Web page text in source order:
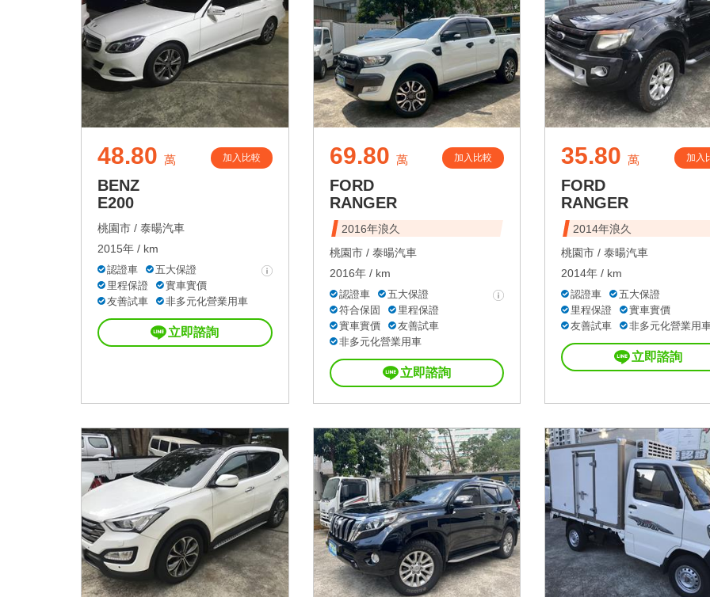
48.80 萬 加入比較
BENZ
E200
桃園市 / 泰暘汽車
2015年 / km
認證車
五大保證
里程保證
實車實價
友善試車
非多元化營業用車
立即諮詢
69.80 萬 加入比較
FORD
RANGER
2016年浪久
桃園市 / 泰暘汽車
2016年 / km
認證車
五大保證
符合保固
里程保證
實車實價
友善試車
非多元化營業用車
立即諮詢
35.80 萬 加入
FORD
RANGER
2014年浪久
桃園市 / 泰暘汽車
2014年 / km
認證車
五大保證
里程保證
實車實價
友善試車
非多元化營業用
立即諮詢